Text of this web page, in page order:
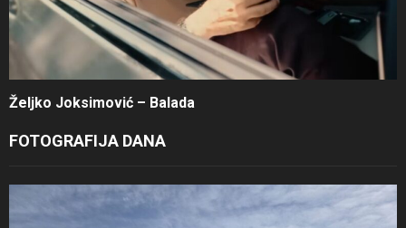
Željko Joksimović – Balada
FOTOGRAFIJA DANA